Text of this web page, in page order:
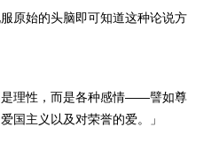
原始的头脑即可知道这种论说方
是理性，而是各种感情——譬如尊
国主义以及对荣誉的爱。」